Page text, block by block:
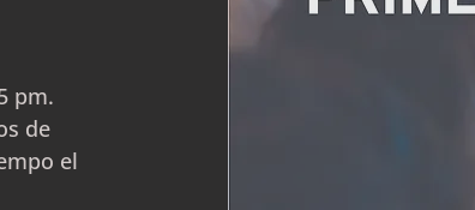
pm.
de
el